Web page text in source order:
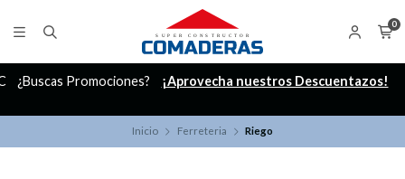
0
¿Buscas Promociones? ¡Aprovecha nuestros Descuentazos!
Inicio Ferreteria Riego